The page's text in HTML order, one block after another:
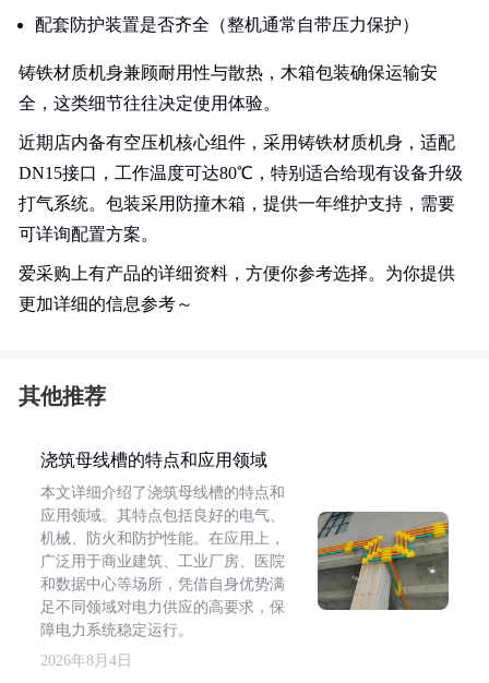
配套防护装置是否齐全（整机通常自带压力保护）
铸铁材质机身兼顾耐用性与散热，木箱包装确保运输安
全，这类细节往往决定使用体验。
近期店内备有空压机核心组件，采用铸铁材质机身，适配
DN15接口，工作温度可达80℃，特别适合给现有设备升级
打气系统。包装采用防撞木箱，提供一年维护支持，需要
可详询配置方案。
爱采购上有产品的详细资料，方便你参考选择。为你提供
更加详细的信息参考～
其他推荐
浇筑母线槽的特点和应用领域
本文详细介绍了浇筑母线槽的特点和
应用领域。其特点包括良好的电气、
机械、防火和防护性能。在应用上，
广泛用于商业建筑、工业厂房、医院
和数据中心等场所，凭借自身优势满
足不同领域对电力供应的高要求，保
障电力系统稳定运行。
2026年8月4日